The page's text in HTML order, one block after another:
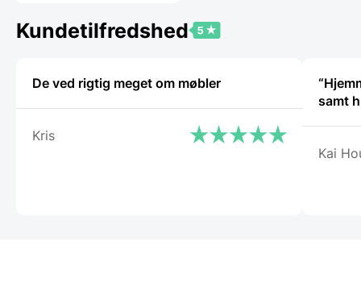
Kundetilfredshed
De ved rigtig meget om møbler
Kris
samt
Kai